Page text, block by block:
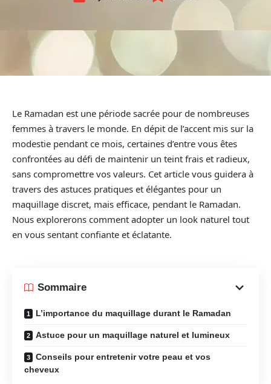
Le Ramadan est une période sacrée pour de nombreuses
femmes à travers le monde. En dépit de l’accent mis sur la
modestie pendant ce mois, certaines d’entre vous êtes
confrontées au défi de maintenir un teint frais et radieux,
sans compromettre vos valeurs. Cet article vous guidera à
travers des astuces pratiques et élégantes pour un
maquillage discret, mais efficace, pendant le Ramadan.
Nous explorerons comment adopter un look naturel tout
en vous sentant confiante et éclatante.
Sommaire
L’importance du maquillage durant le Ramadan
Astuce pour un maquillage naturel et lumineux
Conseils pour entretenir votre peau et vos
cheveux